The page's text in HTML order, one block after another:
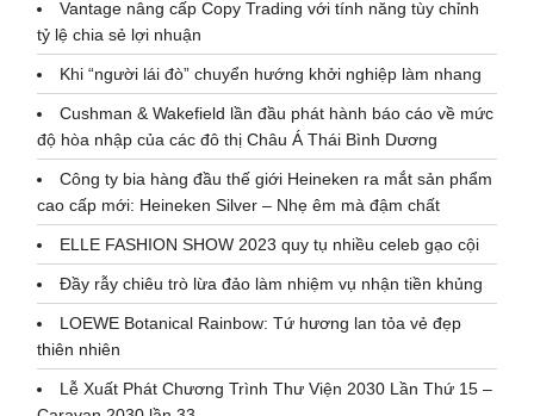
Vantage nâng cấp Copy Trading với tính năng tùy chỉnh
tỷ lệ chia sẻ lợi nhuận
Khi “người lái đò” chuyển hướng khởi nghiệp làm nhang
Cushman & Wakefield lần đầu phát hành báo cáo về mức
độ hòa nhập của các đô thị Châu Á Thái Bình Dương
Công ty bia hàng đầu thế giới Heineken ra mắt sản phẩm
cao cấp mới: Heineken Silver – Nhẹ êm mà đậm chất
ELLE FASHION SHOW 2023 quy tụ nhiều celeb gạo cội
Đầy rẫy chiêu trò lừa đảo làm nhiệm vụ nhận tiền khủng
LOEWE Botanical Rainbow: Tứ hương lan tỏa vẻ đẹp
thiên nhiên
Lễ Xuất Phát Chương Trình Thư Viện 2030 Lần Thứ 15 –